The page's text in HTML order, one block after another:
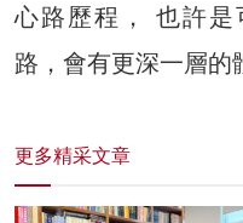
心路歷程， 也許
路，會有更深一層的
更多精采文章